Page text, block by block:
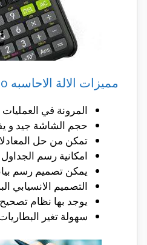
مميزات الالة الاحاسبه casio
المرونة في العمليات
حجم الشاشة جيد و
تمكن من حل
امكانية رسم
يمكن تصميم رسم
التصميم الانسيابي
يوجد بها نظام
سهولة تغير